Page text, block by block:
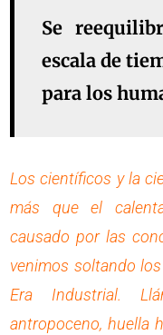
Se
escala de
para los
Los científicos y la
más que el
causado por las
venimos soltando
Era Industrial.
antropoceno, huella